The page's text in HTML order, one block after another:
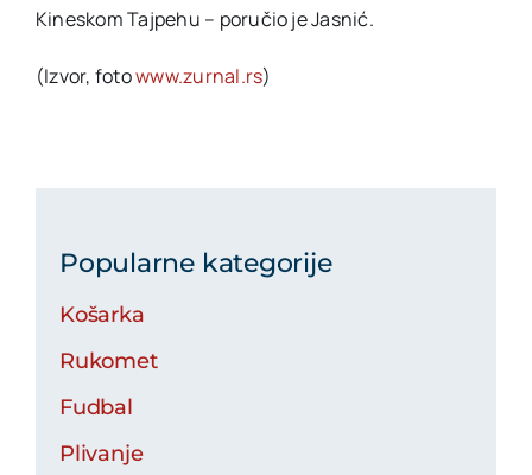
Kineskom Tajpehu – poručio je Jasnić.
(Izvor, fotowww.zurnal.rs)
Popularne kategorije
Košarka
Rukomet
Fudbal
Plivanje